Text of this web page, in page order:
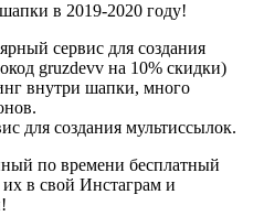
в 2019-2020 году!
сервис для создания
gruzdevv на 10% скидки)
внутри шапки, много
для создания мультиссылок.
по времени бесплатный
в свой Инстаграм и